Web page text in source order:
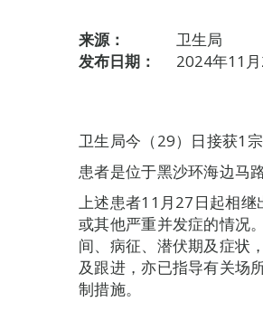
来源：
卫生局
发布日期：
2024年11
卫生局今（29）日接获1
患者是位于黑沙环海边马
上述患者11月27日起相继
或其他严重并发症的情况
间、病征、潜伏期及症状
及跟进，亦已指导有关场
制措施。